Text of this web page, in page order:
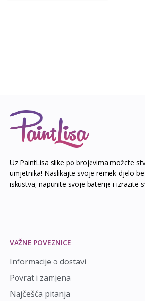
Uz PaintLisa slike po brojevima možete
umjetnika! Naslikajte svoje remek-djelo
iskustva, napunite svoje baterije i izrazite
VAŽNE POVEZNICE
Informacije o dostavi
Povrat i zamjena
Najčešća pitanja